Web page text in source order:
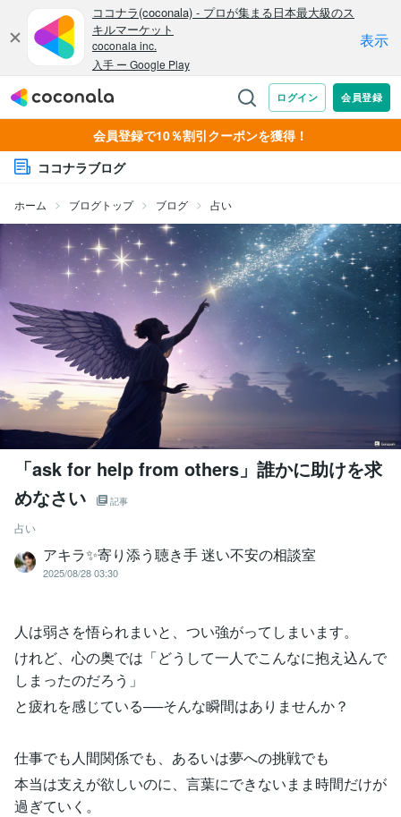
会員登録で10％割引クーポンを獲得！
ココナラブログ
ホーム ブログトップ ブログ 占い
「ask for help from others」誰かに助けを求
めなさい
記事
占い
アキラ✨寄り添う聴き手 迷い不安の相談室
2025/08/28 03:30
人は弱さを悟られまいと、つい強がってしまいます。
けれど、心の奥では「どうして一人でこんなに抱え込んで
しまったのだろう」
と疲れを感じている──そんな瞬間はありませんか？
仕事でも人間関係でも、あるいは夢への挑戦でも
本当は支えが欲しいのに、言葉にできないまま時間だけが
過ぎていく。